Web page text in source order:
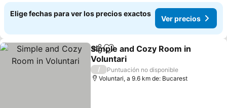
Elige fechas para ver los precios exactos
Ver precios
CompartirAgregar a favoritos
Simple and Cozy Room in
Voluntari
Ver precios
/
Puntuación no disponible
Voluntari, a 9.6 km de: Bucarest